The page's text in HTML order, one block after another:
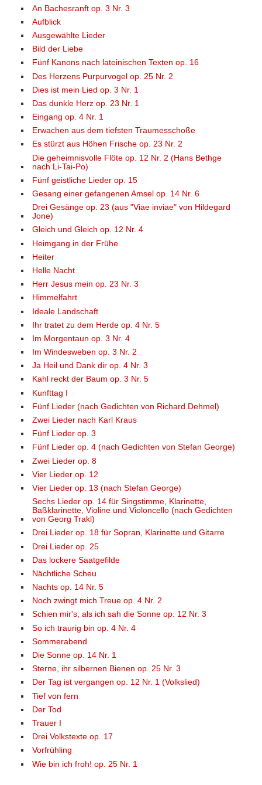
An Bachesranft op. 3 Nr. 3
Aufblick
Ausgewählte Lieder
Bild der Liebe
Fünf Kanons nach lateinischen Texten op. 16
Des Herzens Purpurvogel op. 25 Nr. 2
Dies ist mein Lied op. 3 Nr. 1
Das dunkle Herz op. 23 Nr. 1
Eingang op. 4 Nr. 1
Erwachen aus dem tiefsten Traumesschoße
Es stürzt aus Höhen Frische op. 23 Nr. 2
Die geheimnisvolle Flöte op. 12 Nr. 2 (Hans Bethge
nach Li-Tai-Po)
Fünf geistliche Lieder op. 15
Gesang einer gefangenen Amsel op. 14 Nr. 6
Drei Gesänge op. 23 (aus "Viae inviae" von Hildegard
Jone)
Gleich und Gleich op. 12 Nr. 4
Heimgang in der Frühe
Heiter
Helle Nacht
Herr Jesus mein op. 23 Nr. 3
Himmelfahrt
Ideale Landschaft
Ihr tratet zu dem Herde op. 4 Nr. 5
Im Morgentaun op. 3 Nr. 4
Im Windesweben op. 3 Nr. 2
Ja Heil und Dank dir op. 4 Nr. 3
Kahl reckt der Baum op. 3 Nr. 5
Kunfttag I
Fünf Lieder (nach Gedichten von Richard Dehmel)
Zwei Lieder nach Karl Kraus
Fünf Lieder op. 3
Fünf Lieder op. 4 (nach Gedichten von Stefan George)
Zwei Lieder op. 8
Vier Lieder op. 12
Vier Lieder op. 13 (nach Stefan George)
Sechs Lieder op. 14 für Singstimme, Klarinette,
Baßklarinette, Violine und Violoncello (nach Gedichten
von Georg Trakl)
Drei Lieder op. 18 für Sopran, Klarinette und Gitarre
Drei Lieder op. 25
Das lockere Saatgefilde
Nächtliche Scheu
Nachts op. 14 Nr. 5
Noch zwingt mich Treue op. 4 Nr. 2
Schien mir's, als ich sah die Sonne op. 12 Nr. 3
So ich traurig bin op. 4 Nr. 4
Sommerabend
Die Sonne op. 14 Nr. 1
Sterne, ihr silbernen Bienen op. 25 Nr. 3
Der Tag ist vergangen op. 12 Nr. 1 (Volkslied)
Tief von fern
Der Tod
Trauer I
Drei Volkstexte op. 17
Vorfrühling
Wie bin ich froh! op. 25 Nr. 1